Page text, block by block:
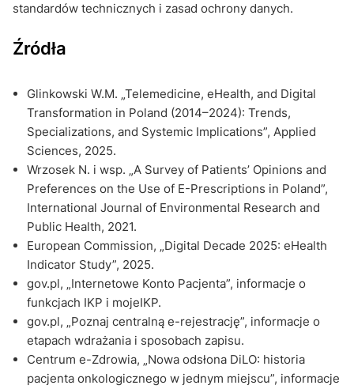
standardów technicznych i zasad ochrony danych.
Źródła
Glinkowski W.M. „Telemedicine, eHealth, and Digital
Transformation in Poland (2014–2024): Trends,
Specializations, and Systemic Implications”, Applied
Sciences, 2025.
Wrzosek N. i wsp. „A Survey of Patients’ Opinions and
Preferences on the Use of E-Prescriptions in Poland”,
International Journal of Environmental Research and
Public Health, 2021.
European Commission, „Digital Decade 2025: eHealth
Indicator Study”, 2025.
gov.pl, „Internetowe Konto Pacjenta”, informacje o
funkcjach IKP i mojeIKP.
gov.pl, „Poznaj centralną e-rejestrację”, informacje o
etapach wdrażania i sposobach zapisu.
Centrum e-Zdrowia, „Nowa odsłona DiLO: historia
pacjenta onkologicznego w jednym miejscu”, informacje